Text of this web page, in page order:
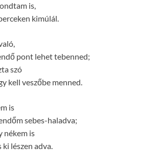
is,
kimúlál.
pont lehet tebenned;
szó
kell veszőbe menned.
is
sebes-haladva;
nékem is
lészen adva.